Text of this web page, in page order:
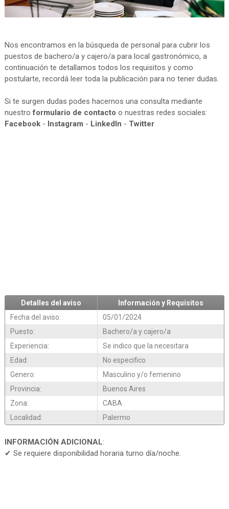
Nos encontramos en la búsqueda de personal para cubrir los
puestos de bachero/a y cajero/a para local gastronómico, a
continuación te detallamos todos los requisitos y como
postularte, recordá leer toda la publicación para no tener dudas.
Si te surgen dudas podes hacernos una consulta mediante
nuestroformulario de contacto o nuestras redes sociales:
Facebook- Instagram - LinkedIn - Twitter
Detalles del aviso
Información y Requisitos
Fecha del aviso:
05/01/2024
Puesto:
Bachero/a y cajero/a
Experiencia:
Se indico que la necesitara
Edad:
No especifico
Genero:
Masculino y/o femenino
Provincia:
Buenos Aires
Zona:
CABA
Localidad:
Palermo
INFORMACIÓN ADICIONAL:
✔ Se requiere disponibilidad horaria turno día/noche.